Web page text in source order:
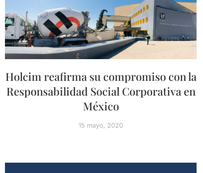
Holcim reafirma su compromiso con la
Responsabilidad Social Corporativa en
México
15 mayo, 2020